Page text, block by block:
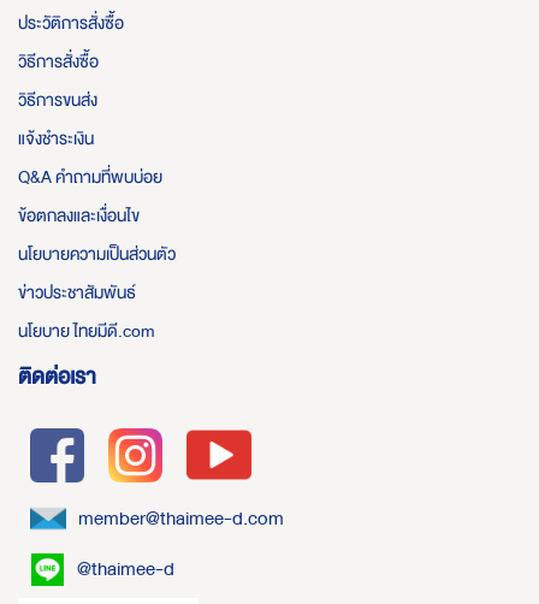
ประวัติการสั่งซื้อ
วิธีการสั่งซื้อ
วิธีการขนส่ง
แจ้งชำระเงิน
Q&A คำถามที่พบบ่อย
ข้อตกลงและเงื่อนไข
นโยบายความเป็นส่วนตัว
ข่าวประชาสัมพันธ์
นโยบาย ไทยมีดี.com
ติดต่อเรา
member@thaimee-d.com
@thaimee-d